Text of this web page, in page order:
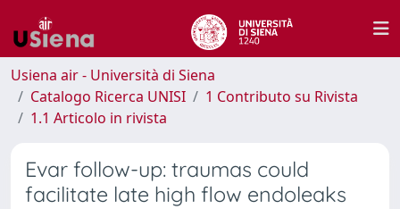
Usiena air - Università di Siena
Catalogo Ricerca UNISI
1 Contributo su Rivista
1.1 Articolo in rivista
Evar follow-up: traumas could
facilitate late high flow endoleaks